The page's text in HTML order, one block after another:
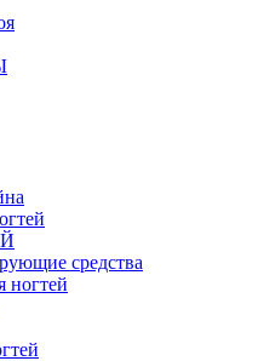
средства
ногтей